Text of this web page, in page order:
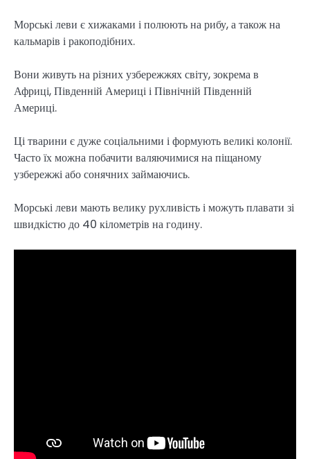
Морські леви є хижаками і полюють на рибу, а також на
кальмарів і ракоподібних.
Вони живуть на різних узбережжях світу, зокрема в
Африці, Південній Америці і Північній Південній
Америці.
Ці тварини є дуже соціальними і формують великі колонії.
Часто їх можна побачити валяючимися на піщаному
узбережжі або сонячних займаючись.
Морські леви мають велику рухливість і можуть плавати зі
швидкістю до 40 кілометрів на годину.